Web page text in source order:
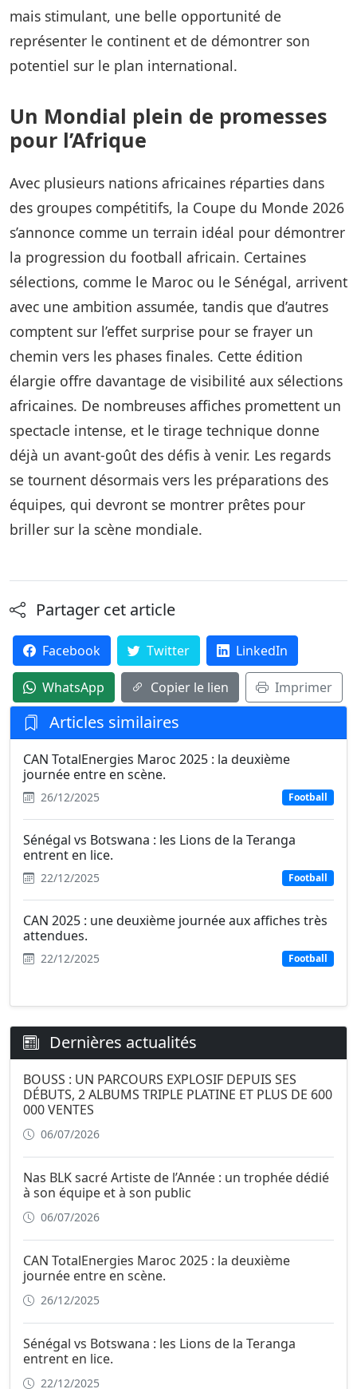
mais stimulant, une belle opportunité de
représenter le continent et de démontrer son
potentiel sur le plan international.
Un Mondial plein de promesses
pour l’Afrique
Avec plusieurs nations africaines réparties dans
des groupes compétitifs, la Coupe du Monde 2026
s’annonce comme un terrain idéal pour démontrer
la progression du football africain. Certaines
sélections, comme le Maroc ou le Sénégal, arrivent
avec une ambition assumée, tandis que d’autres
comptent sur l’effet surprise pour se frayer un
chemin vers les phases finales. Cette édition
élargie offre davantage de visibilité aux sélections
africaines. De nombreuses affiches promettent un
spectacle intense, et le tirage technique donne
déjà un avant-goût des défis à venir. Les regards
se tournent désormais vers les préparations des
équipes, qui devront se montrer prêtes pour
briller sur la scène mondiale.
Partager cet article
Facebook Twitter LinkedIn
WhatsApp Copier le lien Imprimer
Articles similaires
CAN TotalEnergies Maroc 2025 : la deuxième
journée entre en scène.
26/12/2025 Football
Sénégal vs Botswana : les Lions de la Teranga
entrent en lice.
22/12/2025 Football
CAN 2025 : une deuxième journée aux affiches très
attendues.
22/12/2025 Football
Dernières actualités
BOUSS : UN PARCOURS EXPLOSIF DEPUIS SES
DÉBUTS, 2 ALBUMS TRIPLE PLATINE ET PLUS DE 600
000 VENTES
06/07/2026
Nas BLK sacré Artiste de l’Année : un trophée dédié
à son équipe et à son public
06/07/2026
CAN TotalEnergies Maroc 2025 : la deuxième
journée entre en scène.
26/12/2025
Sénégal vs Botswana : les Lions de la Teranga
entrent en lice.
22/12/2025